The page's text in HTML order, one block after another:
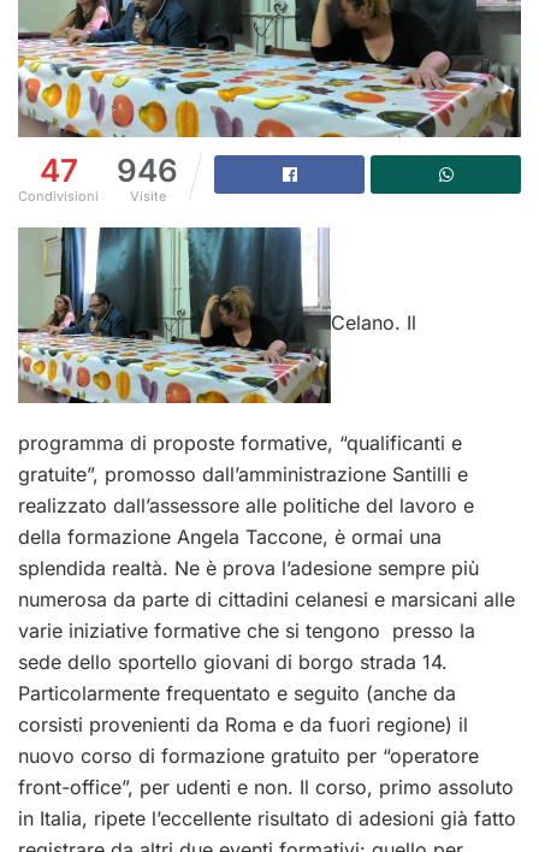
47
Condivisioni
946
Visite
Celano. Il
programma di proposte formative, “qualificanti e
gratuite”, promosso dall’amministrazione Santilli e
realizzato dall’assessore alle politiche del lavoro e
della formazione Angela Taccone, è ormai una
splendida realtà. Ne è prova l’adesione sempre più
numerosa da parte di cittadini celanesi e marsicani alle
varie iniziative formative che si tengono presso la
sede dello sportello giovani di borgo strada 14.
Particolarmente frequentato e seguito (anche da
corsisti provenienti da Roma e da fuori regione) il
nuovo corso di formazione gratuito per “operatore
front-office”, per udenti e non. Il corso, primo assoluto
in Italia, ripete l’eccellente risultato di adesioni già fatto